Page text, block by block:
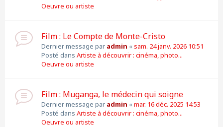
Oeuvre ou artiste
Film : Le Compte de Monte-Cristo
Dernier message par admin «sam. 24 janv. 2026 10:51
Posté dans Artiste à découvrir : cinéma, photo...
Oeuvre ou artiste
Film : Muganga, le médecin qui soigne
Dernier message par admin «mar. 16 déc. 2025 14:53
Posté dans Artiste à découvrir : cinéma, photo...
Oeuvre ou artiste